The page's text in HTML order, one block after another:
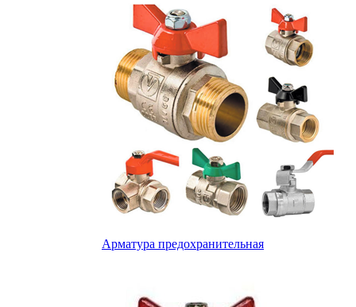
Арматура предохранительная